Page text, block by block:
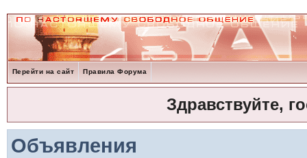
Перейти на сайт Правила Форума
Здравствуйте,
Объявления